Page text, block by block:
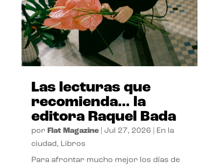
Las lecturas que
recomienda… la
editora Raquel Bada
por Flat Magazine| Jul 27, 2026
En la
ciudad, Libros
Para afrontar mucho mejor los días de